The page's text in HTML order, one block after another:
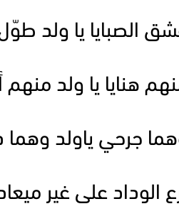
الصبايا يا ولد
هنايا يا ولد منهم
جرحي ياولد وهما
الوداد على غير